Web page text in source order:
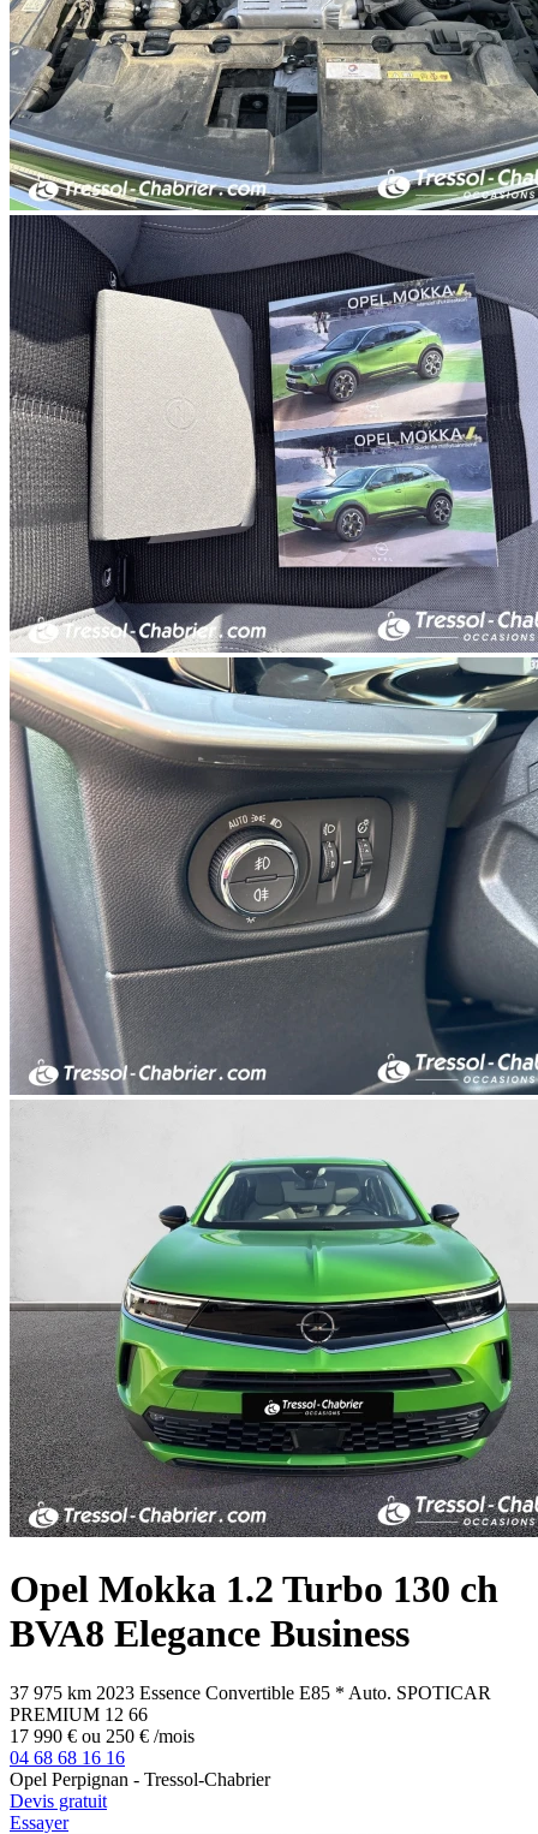
Opel Mokka 1.2 Turbo 130 ch
BVA8 Elegance Business
37 975 km 2023 Essence Convertible E85 * Auto. SPOTICAR
PREMIUM 12 66
17 990 € ou 250 € /mois
04 68 68 16 16
Opel Perpignan - Tressol-Chabrier
Devis gratuit
Essayer